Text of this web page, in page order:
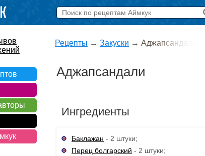
Рецепты → Закуски → Аджапсандали
Аджапсандали
Ингредиенты
Баклажан - 2 штуки;
Перец болгарский - 2 штуки;